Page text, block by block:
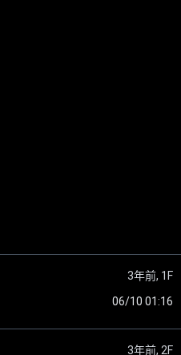
3年前, 1F
06/10 01:16
3年前, 2F